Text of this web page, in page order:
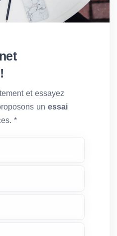
et essayez
un essai
*